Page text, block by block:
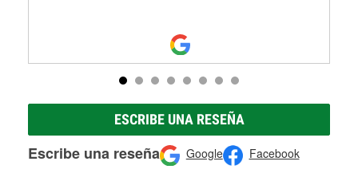
ESCRIBE UNA RESEÑA
Escribe una reseña Google Facebook